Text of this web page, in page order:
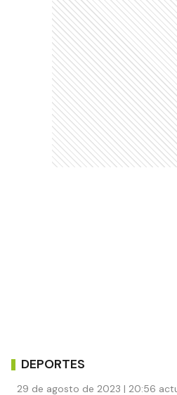
DEPORTES
29 de agosto de 2023 | 20:56